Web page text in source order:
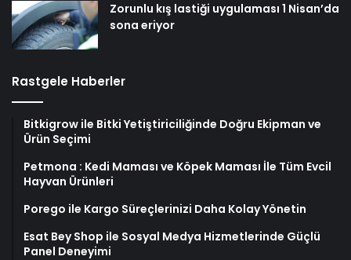
Zorunlu kış lastiği uygulaması 1 Nisan’da
sona eriyor
Rastgele Haberler
Bitkigrow ile Bitki Yetiştiriciliğinde Doğru Ekipman ve
Ürün Seçimi
Petmona : Kedi Maması ve Köpek Maması İle Tüm Evcil
Hayvan Ürünleri
Porego ile Kargo Süreçlerinizi Daha Kolay Yönetin
Esat Bey Shop ile Sosyal Medya Hizmetlerinde Güçlü
Panel Deneyimi